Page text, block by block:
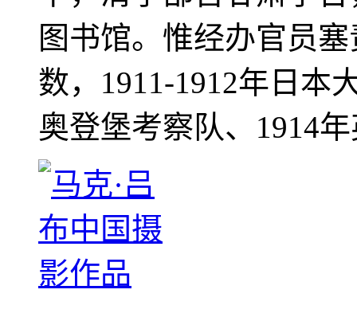
图书馆。惟经办官员
数，1911-1912年日本
奥登堡考察队、1914